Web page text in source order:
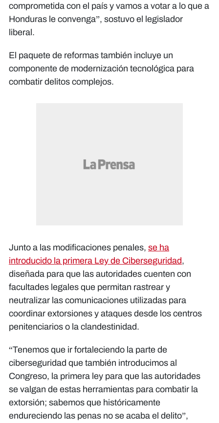
comprometida con el país y vamos a votar a lo que a
Honduras le convenga”, sostuvo el legislador
liberal.
El paquete de reformas también incluye un
componente de modernización tecnológica para
combatir delitos complejos.
Junto a las modificaciones penales, se ha
introducido la primera Ley de Ciberseguridad,
diseñada para que las autoridades cuenten con
facultades legales que permitan rastrear y
neutralizar las comunicaciones utilizadas para
coordinar extorsiones y ataques desde los centros
penitenciarios o la clandestinidad.
“Tenemos que ir fortaleciendo la parte de
ciberseguridad que también introducimos al
Congreso, la primera ley para que las autoridades
se valgan de estas herramientas para combatir la
extorsión; sabemos que históricamente
endureciendo las penas no se acaba el delito”,